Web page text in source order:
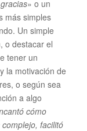
gracias» o un
más simples
Un simple
o destacar el
tener un
la motivación de
o según sea
a algo
cómo
facilitó